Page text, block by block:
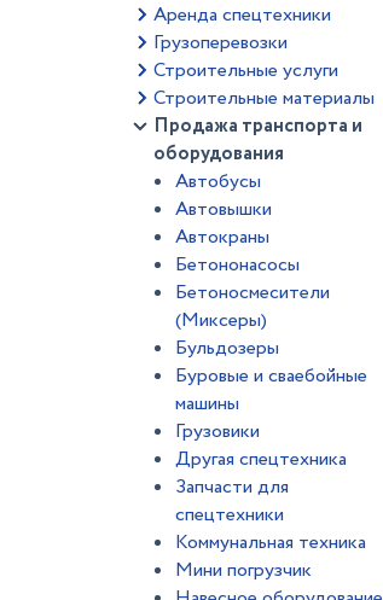
Аренда спецтехники
Грузоперевозки
Строительные услуги
Строительные материалы
Продажа транспорта и
оборудования
Автобусы
Автовышки
Автокраны
Бетононасосы
Бетоносмесители
(Миксеры)
Бульдозеры
Буровые и сваебойные
машины
Грузовики
Другая спецтехника
Запчасти для
спецтехники
Коммунальная техника
Мини погрузчик